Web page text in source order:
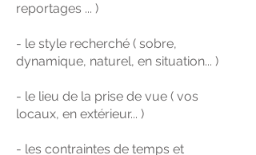
reportages ... )
- le style recherché ( sobre,
dynamique, naturel, en situation... )
- le lieu de la prise de vue ( vos
locaux, en extérieur... )
- les contraintes de temps et